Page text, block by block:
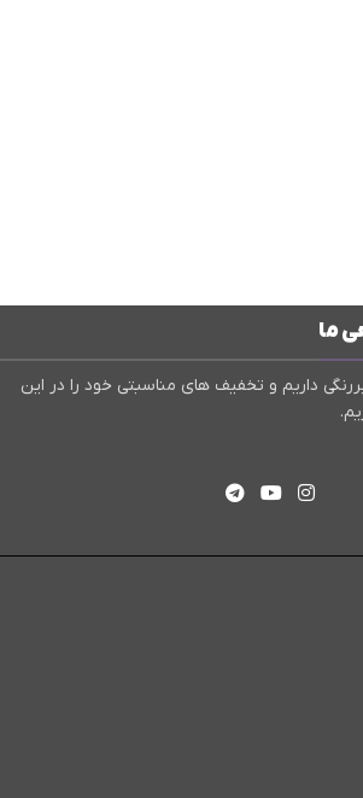
ما
داریم و تخفیف های مناسبتی خود را در این